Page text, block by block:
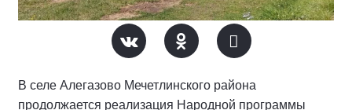
В селе Алегазово Мечетлинского района
продолжается реализация Народной программы